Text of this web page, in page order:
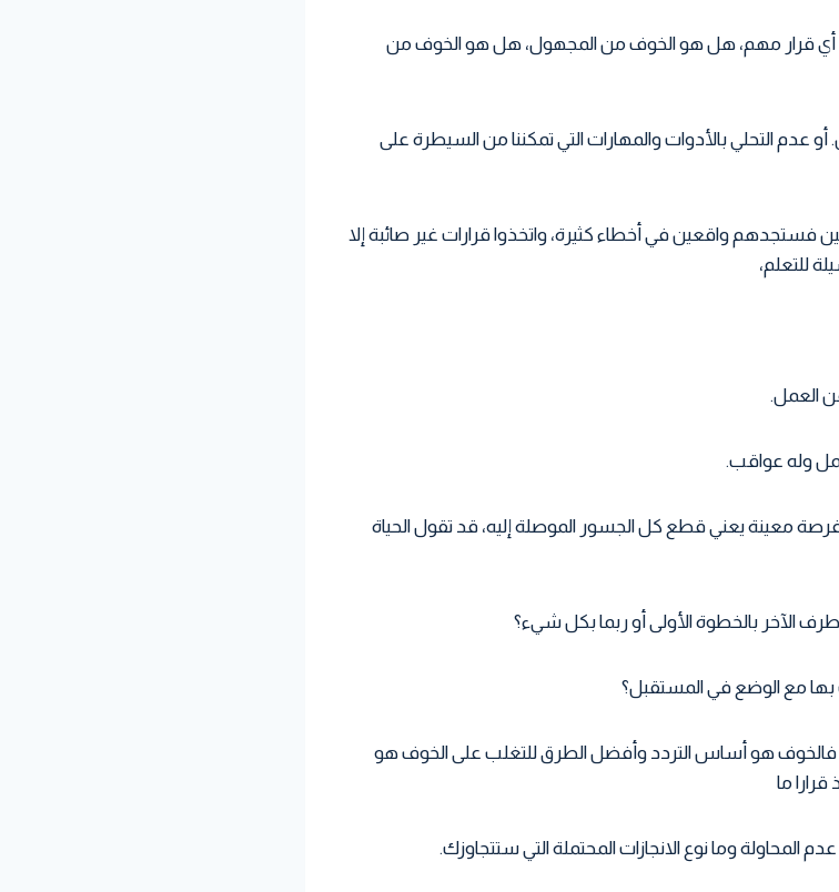
أي قرار مهم، هل هو الخوف من المجهول، هل هو الخوف من
عدم التحلي بالأدوات والمهارات التي تمكننا من السيطرة على
فستجدهم واقعين في أخطاء كثيرة، واتخذوا قرارات غير صائبة إلا
للتعلم،
العمل.
وله عواقب.
معينة يعني قطع كل الجسور الموصلة إليه، قد تقول الحياة
الآخر بالخطوة الأولى أو ربما بكل شيء؟
مع الوضع في المستقبل؟
فالخوف هو أساس التردد وأفضل الطرق للتغلب على الخوف هو
ما
المحاولة وما نوع الانجازات المحتملة التي ستتجاوزك.